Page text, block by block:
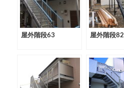
屋外階段63 屋外階段82